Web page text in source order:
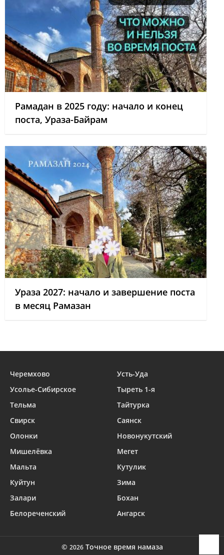
Рамадан в 2025 году: начало и конец
поста, Ураза-Байрам
Ураза 2027: начало и завершение поста
в месяц Рамазан
Черемхово
Усть-Уда
Усолье-Сибирское
Тыреть 1-я
Тельма
Тайтурка
Свирск
Саянск
Олонки
Новонукутский
Мишелёвка
Мегет
Мальта
Кутулик
Куйтун
Зима
Залари
Бохан
Белореченский
Ангарск
© 2026 Точное время намаза